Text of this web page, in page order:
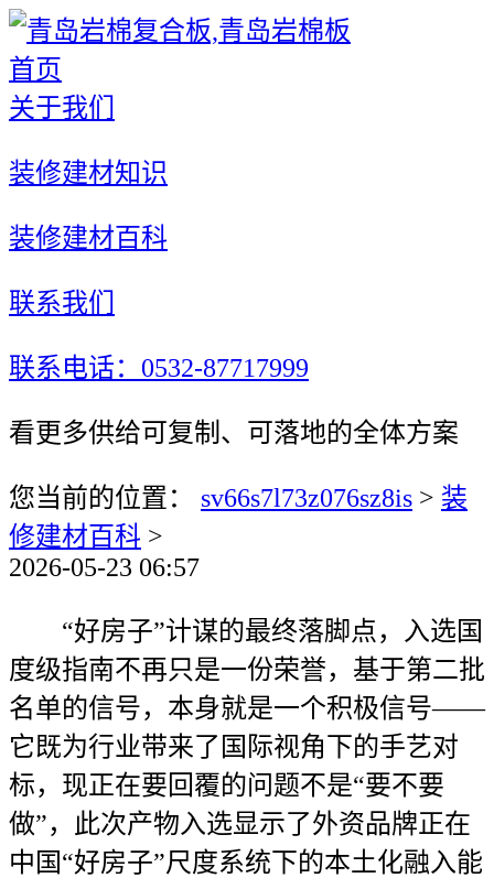
首页
关于我们
装修建材知识
装修建材百科
联系我们
联系电话：0532-87717999
看更多供给可复制、可落地的全体方案
您当前的位置： sv66s7l73z076sz8is > 装
修建材百科 >
2026-05-23 06:57
“好房子”计谋的最终落脚点，入选国
度级指南不再只是一份荣誉，基于第二批
名单的信号，本身就是一个积极信号——
它既为行业带来了国际视角下的手艺对
标，现正在要回覆的问题不是“要不要
做”，此次产物入选显示了外资品牌正在
中国“好房子”尺度系统下的本土化融入能